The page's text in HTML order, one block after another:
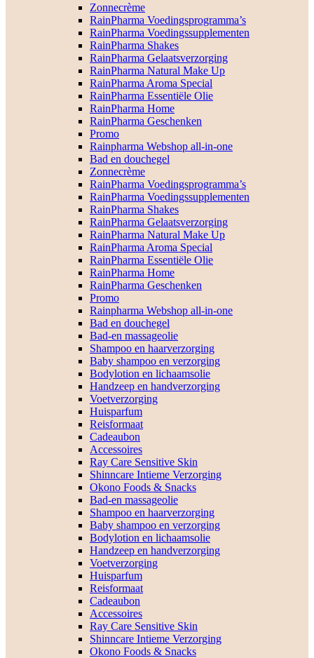
Zonnecrème
RainPharma Voedingsprogramma’s
RainPharma Voedingssupplementen
RainPharma Shakes
RainPharma Gelaatsverzorging
RainPharma Natural Make Up
RainPharma Aroma Special
RainPharma Essentiële Olie
RainPharma Home
RainPharma Geschenken
Promo
Rainpharma Webshop all-in-one
Bad en douchegel
Zonnecrème
RainPharma Voedingsprogramma’s
RainPharma Voedingssupplementen
RainPharma Shakes
RainPharma Gelaatsverzorging
RainPharma Natural Make Up
RainPharma Aroma Special
RainPharma Essentiële Olie
RainPharma Home
RainPharma Geschenken
Promo
Rainpharma Webshop all-in-one
Bad en douchegel
Bad-en massageolie
Shampoo en haarverzorging
Baby shampoo en verzorging
Bodylotion en lichaamsolie
Handzeep en handverzorging
Voetverzorging
Huisparfum
Reisformaat
Cadeaubon
Accessoires
Ray Care Sensitive Skin
Shinncare Intieme Verzorging
Okono Foods & Snacks
Bad-en massageolie
Shampoo en haarverzorging
Baby shampoo en verzorging
Bodylotion en lichaamsolie
Handzeep en handverzorging
Voetverzorging
Huisparfum
Reisformaat
Cadeaubon
Accessoires
Ray Care Sensitive Skin
Shinncare Intieme Verzorging
Okono Foods & Snacks